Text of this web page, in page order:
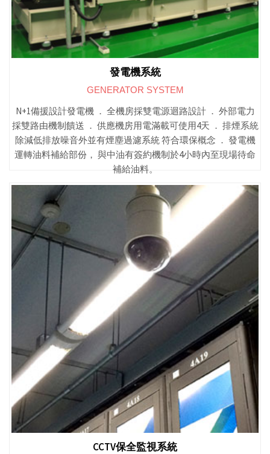
發電機系統
GENERATOR SYSTEM
N+1備援設計發電機 ． 全機房採雙電源迴路設計 ． 外部電力
採雙路由機制饋送 ． 供應機房用電滿載可使用4天 ． 排煙系統
除減低排放噪音外並有煙塵過濾系統 符合環保概念 ． 發電機
運轉油料補給部份， 與中油有簽約機制於4小時內至現場待命
補給油料。
CCTV保全監視系統